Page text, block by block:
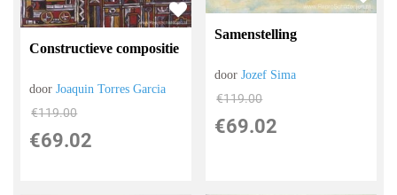
Constructieve compositie
doorJoaquin Torres Garcia
€119.00
€69.02
Samenstelling
doorJozef Sima
€119.00
€69.02